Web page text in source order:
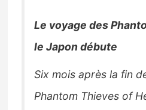
Le voyage des
le Japon débute
Six mois après la fin
Phantom Thieves of